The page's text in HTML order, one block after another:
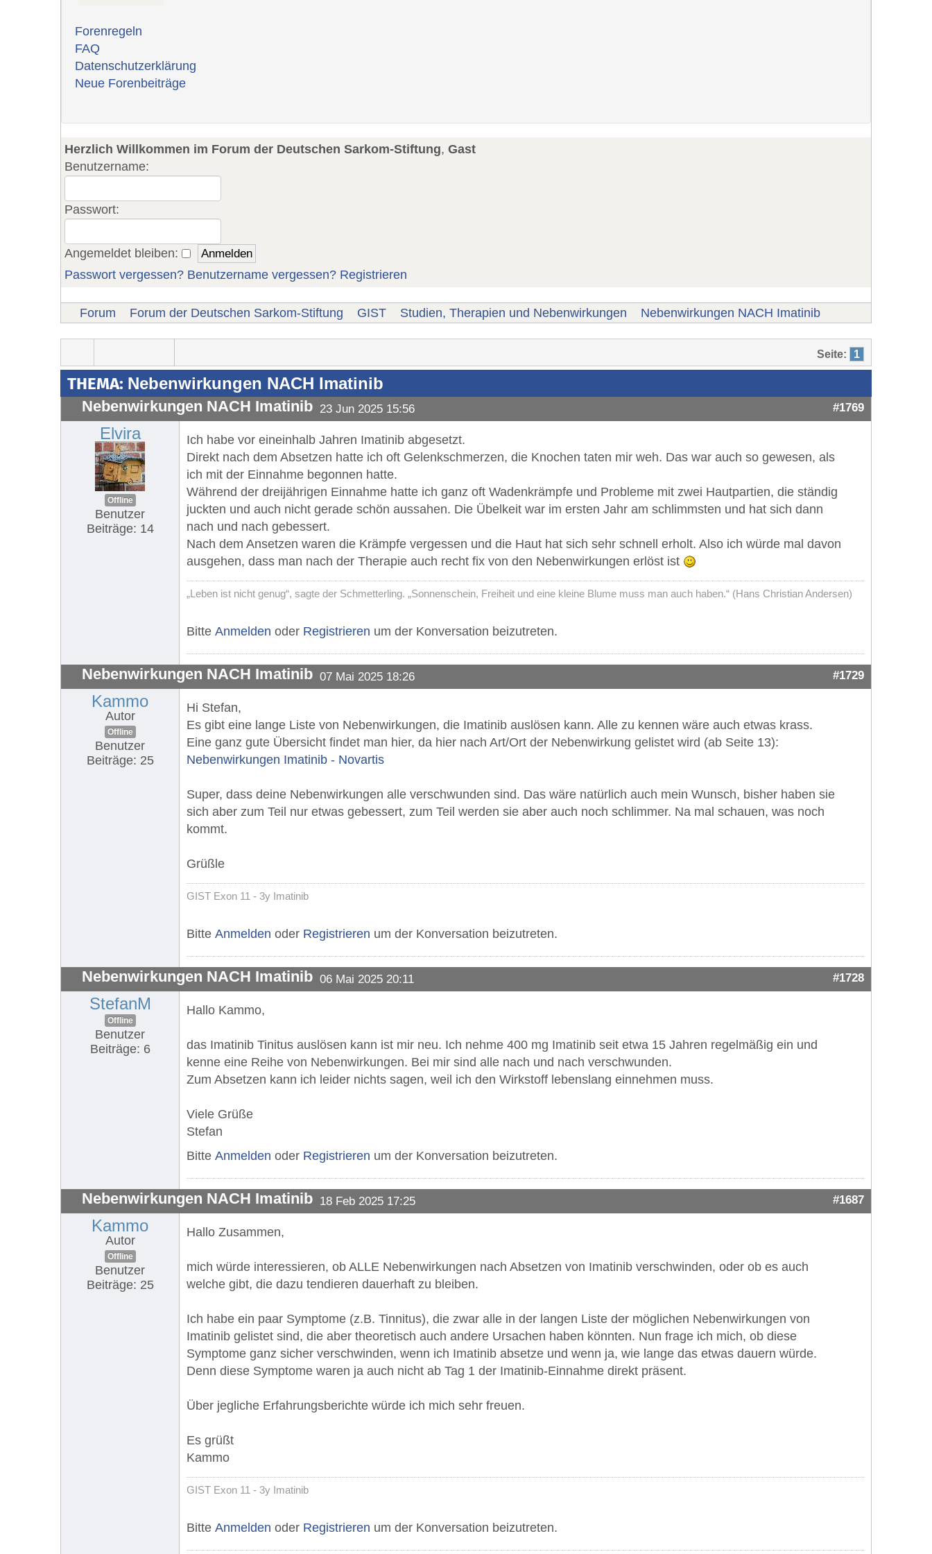
Forenregeln
FAQ
Datenschutzerklärung
Neue Forenbeiträge
Herzlich Willkommen im Forum der Deutschen Sarkom-Stiftung, Gast
Benutzername:
Passwort:
Angemeldet bleiben:
Passwort vergessen? Benutzername vergessen? Registrieren
Forum Forum der Deutschen Sarkom-Stiftung GIST Studien, Therapien und Nebenwirkungen Nebenwirkungen NACH Imatinib
Seite: 1
THEMA: Nebenwirkungen NACH Imatinib
Nebenwirkungen NACH Imatinib 23 Jun 2025 15:56 #1769
Elvira
Offline
Benutzer
Beiträge: 14
Ich habe vor eineinhalb Jahren Imatinib abgesetzt.
Direkt nach dem Absetzen hatte ich oft Gelenkschmerzen, die Knochen taten mir weh. Das war auch so gewesen, als
ich mit der Einnahme begonnen hatte.
Während der dreijährigen Einnahme hatte ich ganz oft Wadenkrämpfe und Probleme mit zwei Hautpartien, die ständig
juckten und auch nicht gerade schön aussahen. Die Übelkeit war im ersten Jahr am schlimmsten und hat sich dann
nach und nach gebessert.
Nach dem Ansetzen waren die Krämpfe vergessen und die Haut hat sich sehr schnell erholt. Also ich würde mal davon
ausgehen, dass man nach der Therapie auch recht fix von den Nebenwirkungen erlöst ist
„Leben ist nicht genug“, sagte der Schmetterling. „Sonnenschein, Freiheit und eine kleine Blume muss man auch haben.“ (Hans Christian Andersen)
Bitte Anmelden oder Registrieren um der Konversation beizutreten.
Nebenwirkungen NACH Imatinib 07 Mai 2025 18:26 #1729
Kammo
Autor
Offline
Benutzer
Beiträge: 25
Hi Stefan,
Es gibt eine lange Liste von Nebenwirkungen, die Imatinib auslösen kann. Alle zu kennen wäre auch etwas krass.
Eine ganz gute Übersicht findet man hier, da hier nach Art/Ort der Nebenwirkung gelistet wird (ab Seite 13):
Nebenwirkungen Imatinib - Novartis
Super, dass deine Nebenwirkungen alle verschwunden sind. Das wäre natürlich auch mein Wunsch, bisher haben sie
sich aber zum Teil nur etwas gebessert, zum Teil werden sie aber auch noch schlimmer. Na mal schauen, was noch
kommt.
Grüßle
GIST Exon 11 - 3y Imatinib
Bitte Anmelden oder Registrieren um der Konversation beizutreten.
Nebenwirkungen NACH Imatinib 06 Mai 2025 20:11 #1728
StefanM
Offline
Benutzer
Beiträge: 6
Hallo Kammo,
das Imatinib Tinitus auslösen kann ist mir neu. Ich nehme 400 mg Imatinib seit etwa 15 Jahren regelmäßig ein und
kenne eine Reihe von Nebenwirkungen. Bei mir sind alle nach und nach verschwunden.
Zum Absetzen kann ich leider nichts sagen, weil ich den Wirkstoff lebenslang einnehmen muss.
Viele Grüße
Stefan
Bitte Anmelden oder Registrieren um der Konversation beizutreten.
Nebenwirkungen NACH Imatinib 18 Feb 2025 17:25 #1687
Kammo
Autor
Offline
Benutzer
Beiträge: 25
Hallo Zusammen,
mich würde interessieren, ob ALLE Nebenwirkungen nach Absetzen von Imatinib verschwinden, oder ob es auch
welche gibt, die dazu tendieren dauerhaft zu bleiben.
Ich habe ein paar Symptome (z.B. Tinnitus), die zwar alle in der langen Liste der möglichen Nebenwirkungen von
Imatinib gelistet sind, die aber theoretisch auch andere Ursachen haben könnten. Nun frage ich mich, ob diese
Symptome ganz sicher verschwinden, wenn ich Imatinib absetze und wenn ja, wie lange das etwas dauern würde.
Denn diese Symptome waren ja auch nicht ab Tag 1 der Imatinib-Einnahme direkt präsent.
Über jegliche Erfahrungsberichte würde ich mich sehr freuen.
Es grüßt
Kammo
GIST Exon 11 - 3y Imatinib
Bitte Anmelden oder Registrieren um der Konversation beizutreten.